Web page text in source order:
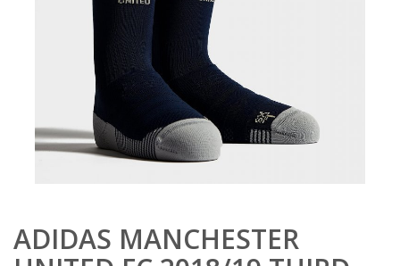
ADIDAS MANCHESTER